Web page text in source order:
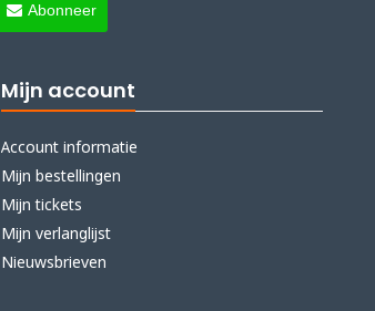
Abonneer
Mijn account
Account informatie
Mijn bestellingen
Mijn tickets
Mijn verlanglijst
Nieuwsbrieven